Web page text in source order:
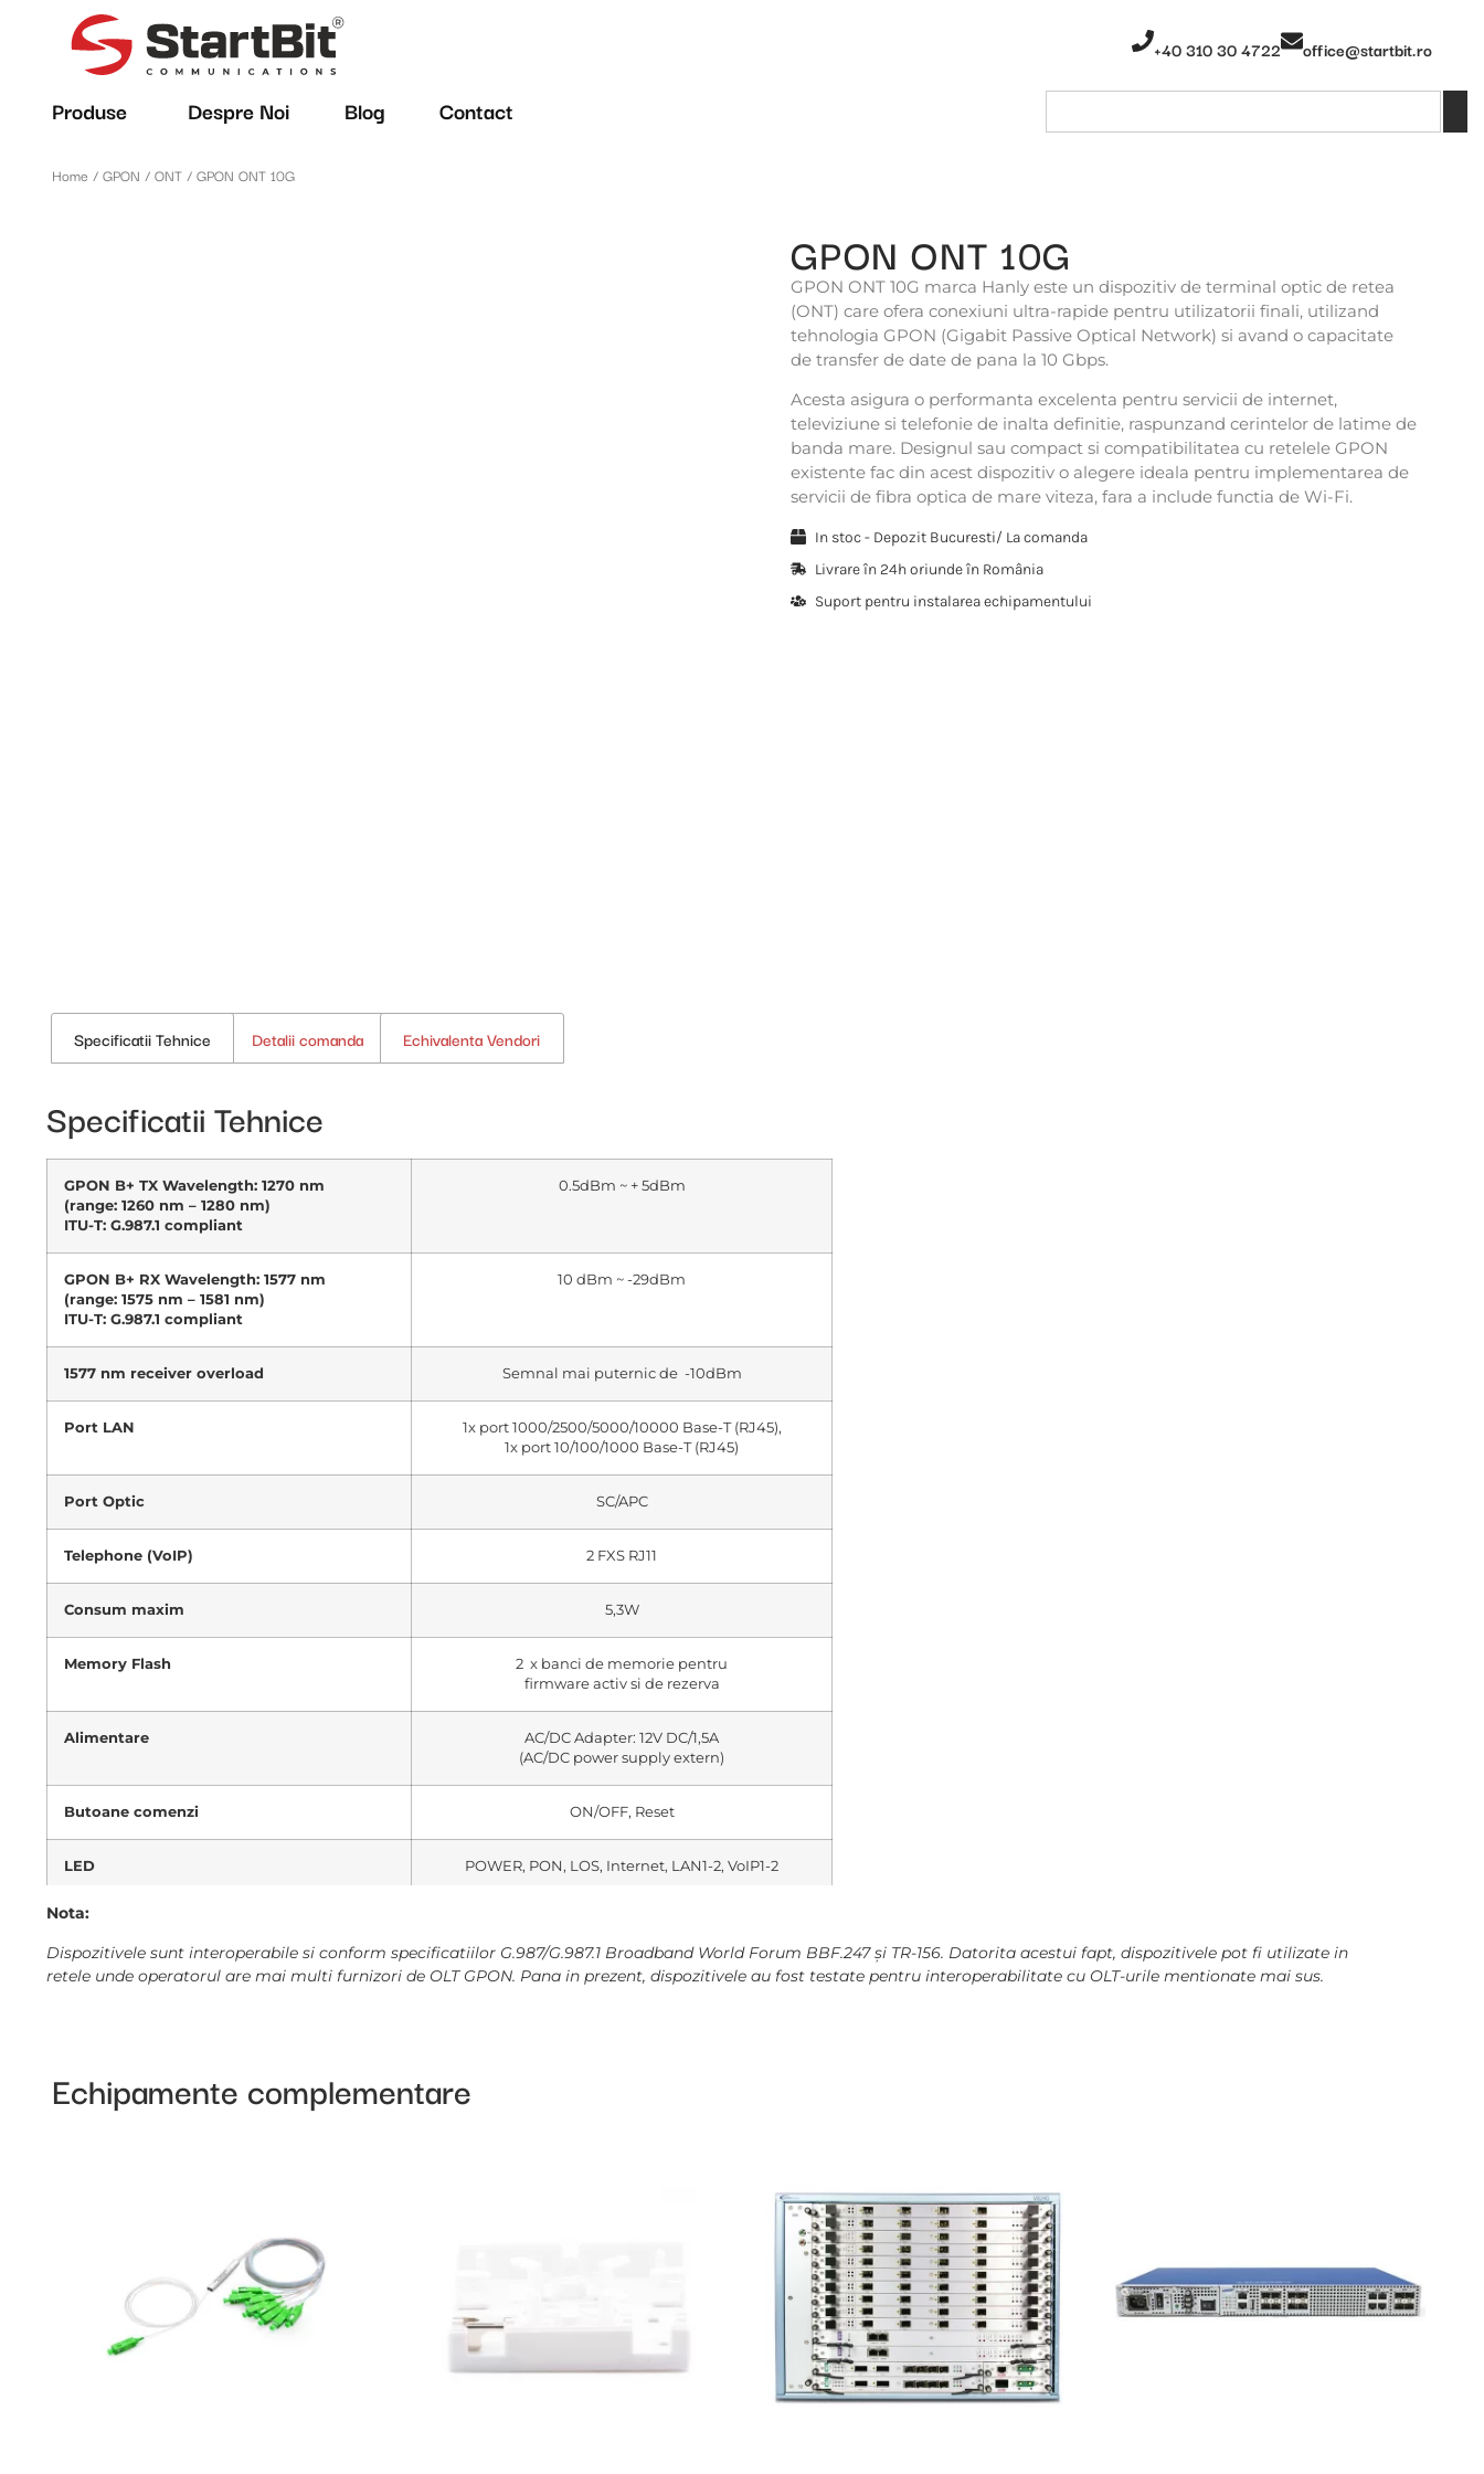
office@startbit.ro
+40 310 30 4722
Produse Despre Noi Blog Contact
Home / GPON / ONT / GPON ONT 10G
GPON ONT 10G
GPON ONT 10G marca Hanly este un dispozitiv de terminal optic de retea
(ONT) care ofera conexiuni ultra-rapide pentru utilizatorii finali, utilizand
tehnologia GPON (Gigabit Passive Optical Network) si avand o capacitate
de transfer de date de pana la 10 Gbps.
Acesta asigura o performanta excelenta pentru servicii de internet,
televiziune si telefonie de inalta definitie, raspunzand cerintelor de latime de
banda mare. Designul sau compact si compatibilitatea cu retelele GPON
existente fac din acest dispozitiv o alegere ideala pentru implementarea de
servicii de fibra optica de mare viteza, fara a include functia de Wi-Fi.
In stoc - Depozit Bucuresti/ La comanda
Livrare în 24h oriunde în România
Suport pentru instalarea echipamentului
Specificatii Tehnice Detalii comanda Echivalenta Vendori
Specificatii Tehnice
GPON B+ TX Wavelength: 1270 nm
(range: 1260 nm – 1280 nm)
ITU-T: G.987.1 compliant
0.5dBm ~ + 5dBm
GPON B+ RX Wavelength: 1577 nm
(range: 1575 nm – 1581 nm)
ITU-T: G.987.1 compliant
10 dBm ~ -29dBm
1577 nm receiver overload Semnal mai puternic de -10dBm
Port LAN
1x port 1000/2500/5000/10000 Base-T (RJ45),
1x port 10/100/1000 Base-T (RJ45)
Port Optic SC/APC
Telephone (VoIP) 2 FXS RJ11
Consum maxim 5,3W
Memory Flash
2 x banci de memorie pentru
firmware activ si de rezerva
Alimentare
AC/DC Adapter: 12V DC/1,5A
(AC/DC power supply extern)
Butoane comenzi ON/OFF, Reset
LED POWER, PON, LOS, Internet, LAN1-2, VoIP1-2
Temperatura de functionare
Temperatura de depozitare -20 – +70 °C
Interoperabilitate cu alti vendori
Nota:
Dispozitivele sunt interoperabile si conform specificatiilor G.987/G.987.1 Broadband World Forum BBF.247 și TR-156. Datorita acestui fapt, dispozitivele pot fi utilizate in
retele unde operatorul are mai multi furnizori de OLT GPON. Pana in prezent, dispozitivele au fost testate pentru interoperabilitate cu OLT-urile mentionate mai sus.
Echipamente complementare